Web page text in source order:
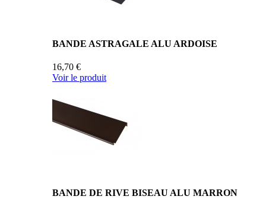
BANDE ASTRAGALE ALU ARDOISE
16,70 €
Voir le produit
BANDE DE RIVE BISEAU ALU MARRON